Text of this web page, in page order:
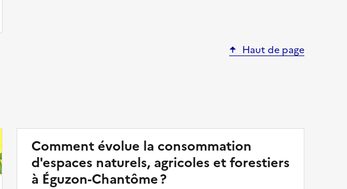
Haut de page
Comment évolue la consommation
d'espaces naturels, agricoles et forestiers
à Éguzon-Chantôme ?